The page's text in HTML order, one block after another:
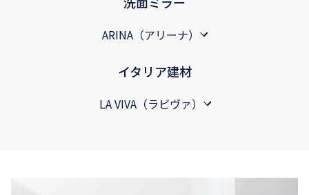
ARINA（アリーナ）
イタリア建材
LA VIVA（ラビヴァ）